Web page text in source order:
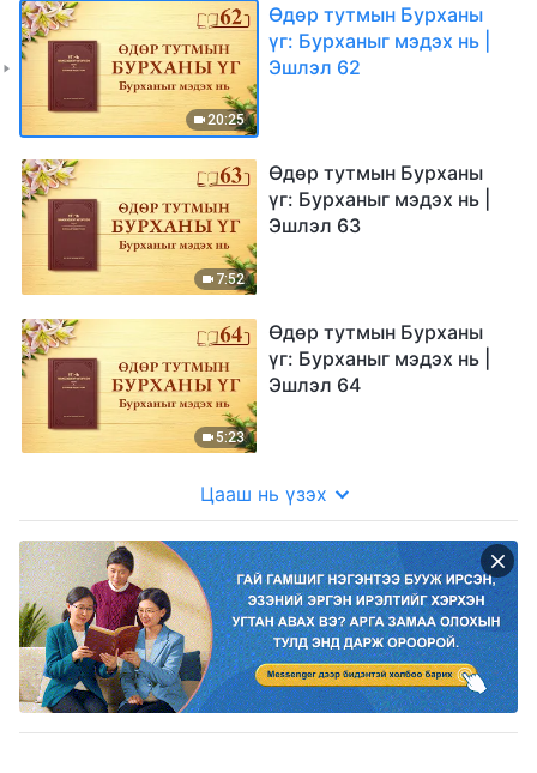
20:25
Өдөр тутмын Бурханы
үг: Бурханыг мэдэх нь |
Эшлэл 62
7:52
Өдөр тутмын Бурханы
үг: Бурханыг мэдэх нь |
Эшлэл 63
5:23
Өдөр тутмын Бурханы
үг: Бурханыг мэдэх нь |
Эшлэл 64
Цааш нь үзэх